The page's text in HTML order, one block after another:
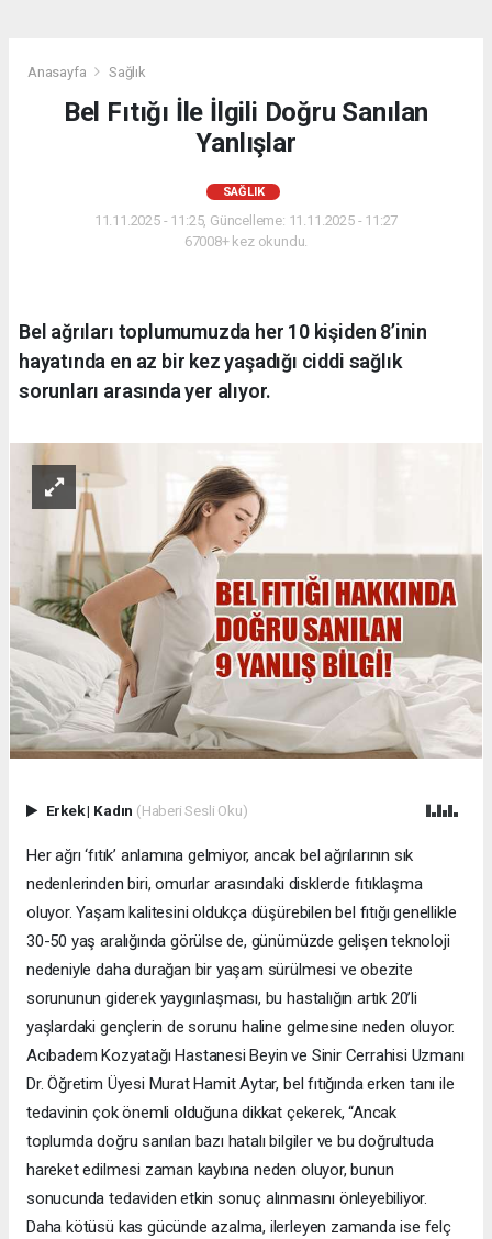
Anasayfa Sağlık
Bel Fıtığı İle İlgili Doğru Sanılan
Yanlışlar
SAĞLIK
11.11.2025 - 11:25, Güncelleme: 11.11.2025 - 11:27
67008+ kez okundu.
Bel ağrıları toplumumuzda her 10 kişiden 8’inin
hayatında en az bir kez yaşadığı ciddi sağlık
sorunları arasında yer alıyor.
Erkek| Kadın (Haberi Sesli Oku)
Her ağrı ‘fıtık’ anlamına gelmiyor, ancak bel ağrılarının sık
nedenlerinden biri, omurlar arasındaki disklerde fıtıklaşma
oluyor. Yaşam kalitesini oldukça düşürebilen bel fıtığı genellikle
30-50 yaş aralığında görülse de, günümüzde gelişen teknoloji
nedeniyle daha durağan bir yaşam sürülmesi ve obezite
sorununun giderek yaygınlaşması, bu hastalığın artık 20’li
yaşlardaki gençlerin de sorunu haline gelmesine neden oluyor.
Acıbadem Kozyatağı Hastanesi Beyin ve Sinir Cerrahisi Uzmanı
Dr. Öğretim Üyesi Murat Hamit Aytar, bel fıtığında erken tanı ile
tedavinin çok önemli olduğuna dikkat çekerek, “Ancak
toplumda doğru sanılan bazı hatalı bilgiler ve bu doğrultuda
hareket edilmesi zaman kaybına neden oluyor, bunun
sonucunda tedaviden etkin sonuç alınmasını önleyebiliyor.
Daha kötüsü kas gücünde azalma, ilerleyen zamanda ise felç